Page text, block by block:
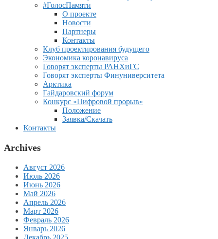
#ГолосПамяти
О проекте
Новости
Партнеры
Контакты
Клуб проектирования будущего
Экономика коронавируса
Говорят эксперты РАНХиГС
Говорят эксперты Финуниверситета
Арктика
Гайдаровский форум
Конкурс «Цифровой прорыв»
Положение
Заявка/Скачать
Контакты
Archives
Август 2026
Июль 2026
Июнь 2026
Май 2026
Апрель 2026
Март 2026
Февраль 2026
Январь 2026
Декабрь 2025